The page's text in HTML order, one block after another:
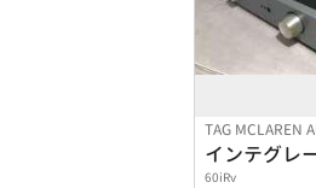
TAG MCLAREN
60iRv